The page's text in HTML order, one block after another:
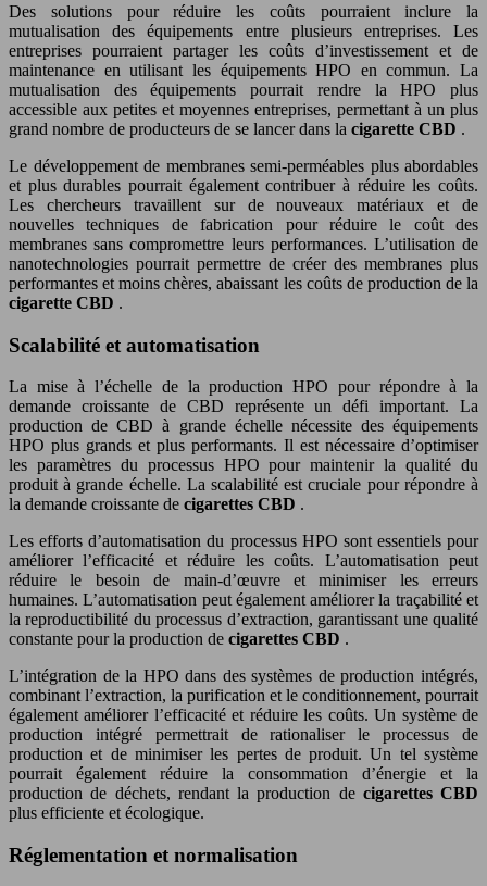
Des solutions pour réduire les coûts pourraient inclure la
mutualisation des équipements entre plusieurs entreprises. Les
entreprises pourraient partager les coûts d’investissement et de
maintenance en utilisant les équipements HPO en commun. La
mutualisation des équipements pourrait rendre la HPO plus
accessible aux petites et moyennes entreprises, permettant à un plus
grand nombre de producteurs de se lancer dans la cigarette CBD .
Le développement de membranes semi-perméables plus abordables
et plus durables pourrait également contribuer à réduire les coûts.
Les chercheurs travaillent sur de nouveaux matériaux et de
nouvelles techniques de fabrication pour réduire le coût des
membranes sans compromettre leurs performances. L’utilisation de
nanotechnologies pourrait permettre de créer des membranes plus
performantes et moins chères, abaissant les coûts de production de la
cigarette CBD .
Scalabilité et automatisation
La mise à l’échelle de la production HPO pour répondre à la
demande croissante de CBD représente un défi important. La
production de CBD à grande échelle nécessite des équipements
HPO plus grands et plus performants. Il est nécessaire d’optimiser
les paramètres du processus HPO pour maintenir la qualité du
produit à grande échelle. La scalabilité est cruciale pour répondre à
la demande croissante de cigarettes CBD .
Les efforts d’automatisation du processus HPO sont essentiels pour
améliorer l’efficacité et réduire les coûts. L’automatisation peut
réduire le besoin de main-d’œuvre et minimiser les erreurs
humaines. L’automatisation peut également améliorer la traçabilité et
la reproductibilité du processus d’extraction, garantissant une qualité
constante pour la production de cigarettes CBD .
L’intégration de la HPO dans des systèmes de production intégrés,
combinant l’extraction, la purification et le conditionnement, pourrait
également améliorer l’efficacité et réduire les coûts. Un système de
production intégré permettrait de rationaliser le processus de
production et de minimiser les pertes de produit. Un tel système
pourrait également réduire la consommation d’énergie et la
production de déchets, rendant la production de cigarettes CBD
plus efficiente et écologique.
Réglementation et normalisation